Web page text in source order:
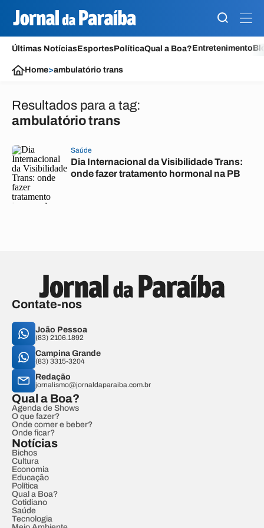
Últimas NotíciasEsportesPolíticaQual a Boa?Entretenimento
Home>ambulatório trans
Resultados para a tag:
ambulatório trans
Saúde
Dia Internacional da Visibilidade Trans:
onde fazer tratamento hormonal na PB
Contate-nos
João Pessoa
(83) 2106.1892
Campina Grande
(83) 3315-3204
Redação
jornalismo@jornaldaparaiba.com.br
Qual a Boa?
Agenda de Shows
O que fazer?
Onde comer e beber?
Onde ficar?
Notícias
Bichos
Cultura
Economia
Educação
Política
Qual a Boa?
Cotidiano
Saúde
Tecnologia